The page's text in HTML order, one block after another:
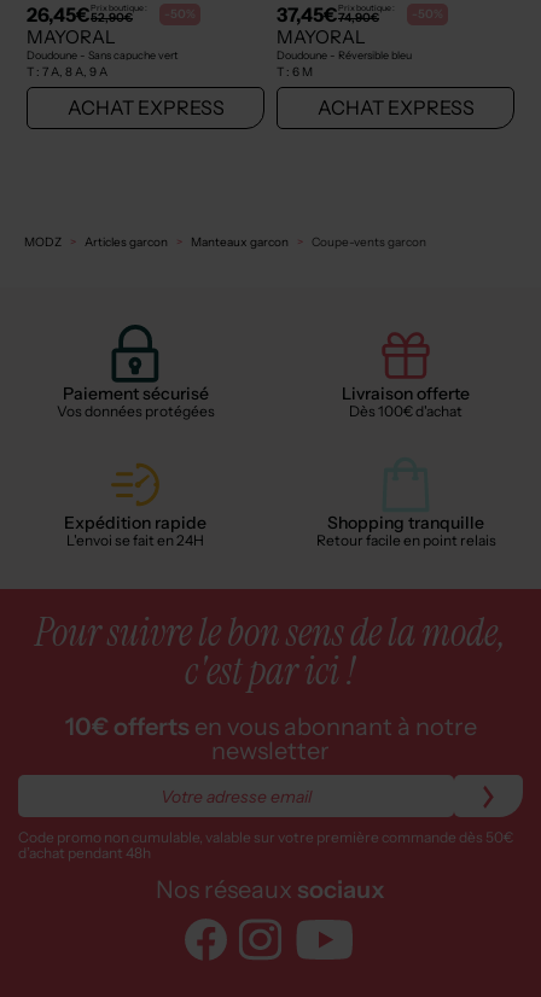
26,45€Prix boutique :
52,90€ -50%
MAYORAL
Doudoune - Sans capuche vert
T : 7 A, 8 A, 9 A
ACHAT EXPRESS
37,45€Prix boutique :
74,90€ -50%
MAYORAL
Doudoune - Réversible bleu
T : 6 M
ACHAT EXPRESS
MODZ Articles garcon Manteaux garcon Coupe-vents garcon
Paiement sécurisé
Vos données protégées
Livraison offerte
Dès 100€ d'achat
Expédition rapide
L'envoi se fait en 24H
Shopping tranquille
Retour facile en point relais
Pour suivre le bon sens de la mode,
c'est par ici !
10€ offerts en vous abonnant à notre
newsletter
Code promo non cumulable, valable sur votre première commande dès 50€
d’achat pendant 48h
Nos réseaux sociaux